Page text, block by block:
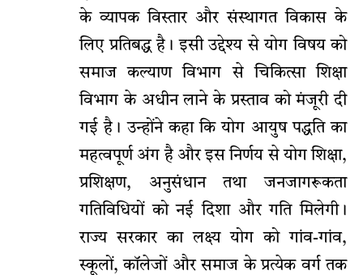
के व्यापक विस्तार और संस्थागत विकास के
लिए प्रतिबद्ध है। इसी उद्देश्य से योग विषय को
समाज कल्याण विभाग से चिकित्सा शिक्षा
विभाग के अधीन लाने के प्रस्ताव को मंजूरी दी
गई है। उन्होंने कहा कि योग आयुष पद्धति का
महत्वपूर्ण अंग है और इस निर्णय से योग शिक्षा,
प्रशिक्षण, अनुसंधान तथा जनजागरूकता
गतिविधियों को नई दिशा और गति मिलेगी।
राज्य सरकार का लक्ष्य योग को गांव-गांव,
स्कूलों, कॉलेजों और समाज के प्रत्येक वर्ग तक